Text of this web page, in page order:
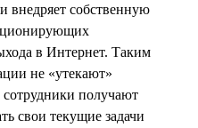
внедряет собственную
в Интернет. Таким
не «утекают»
получают
свои текущие задачи